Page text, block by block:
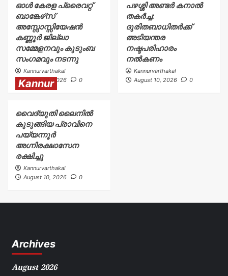
ഓൾ കേരള പ്രൈവറ്റ്
ബാങ്കേഴ്‌സ്
അസ്സോസ്സിയേഷൻ
കണ്ണൂർ ജില്ലാ
സമ്മേളനവും കുടുംബ
സംഗമവും നടന്നു
Kannurvarthakal
August 10, 2026
0
പഴശ്ശി അണ്ടർ കനാൽ
തകർച്ച:
ദുരിതബാധിതർക്ക്‌
അടിയന്തര
നഷ്ടപരിഹാരം
നൽകണം
Kannurvarthakal
August 10, 2026
0
Kannur
വൈദ്യുതി ലൈനിൽ
കുടുങ്ങിയ പ്രാവിനെ
പയ്യന്നൂർ
അഗ്നിരക്ഷാസേന
രക്ഷിച്ചു
Kannurvarthakal
August 10, 2026
0
Archives
August 2026